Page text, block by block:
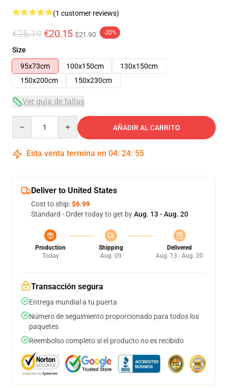
(1 customer reviews)
€25.19 €20.15 $21.90 -20%
Size
95x73cm
100x150cm
130x150cm
150x200cm
150x230cm
Ver guía de tallas
AÑADIR AL CARRITO
Esta venta termina en 04: 24: 55
Deliver to United States
Cost to ship:$6.99
Standard - Order today to get byAug. 13 - Aug. 20
Production
Today
Shipping
Aug. 09
Delivered
Aug. 13 - Aug. 20
Transacción segura
Entrega mundial a tu puerta
Número de seguimiento proporcionado para todos los
paquetes
Reembolso completo si el producto no es recibido